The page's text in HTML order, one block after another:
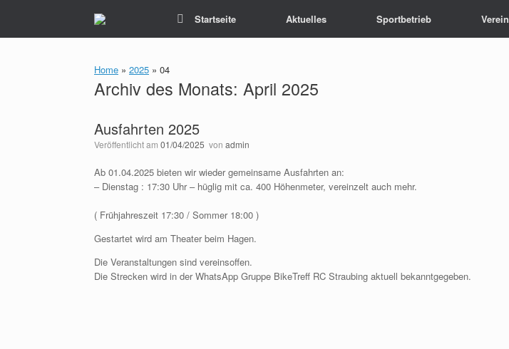
Startseite Aktuelles Sportbetrieb Verein
Home » 2025 » 04
Archiv des Monats: April 2025
Ausfahrten 2025
Veröffentlicht am 01/04/2025 von admin
Ab 01.04.2025 bieten wir wieder gemeinsame Ausfahrten an:
– Dienstag : 17:30 Uhr – hüglig mit ca. 400 Höhenmeter, vereinzelt auch mehr.
( Frühjahreszeit 17:30 / Sommer 18:00 )
Gestartet wird am Theater beim Hagen.
Die Veranstaltungen sind vereinsoffen.
Die Strecken wird in der WhatsApp Gruppe BikeTreff RC Straubing aktuell bekanntgegeben.